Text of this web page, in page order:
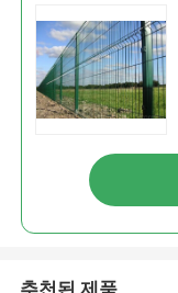
추천된 제품